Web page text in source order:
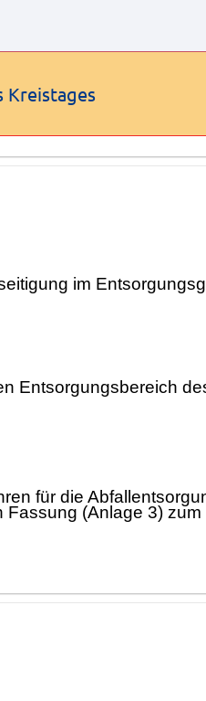
Kreistages
im
Entsorgungsbereich
für die
(Anlage 3)